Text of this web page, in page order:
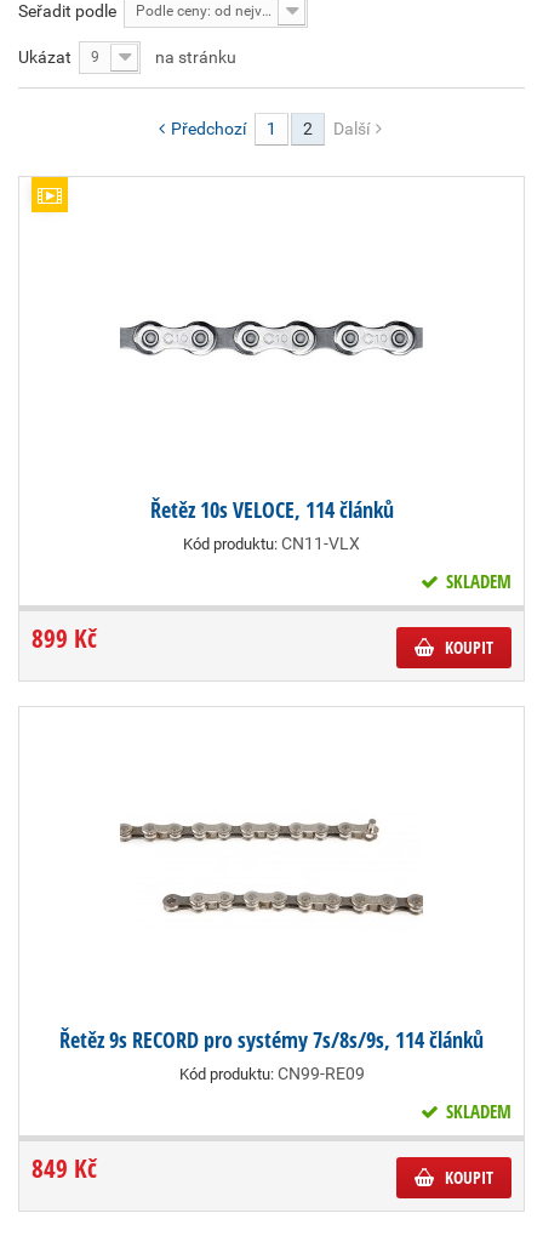
Seřadit podle Podle ceny: od nejvyšší
Ukázat 9 na stránku
Předchozí 1 2 Další
Řetěz 10s VELOCE, 114 článků
Kód produktu: CN11-VLX
SKLADEM
899 Kč KOUPIT
Řetěz 9s RECORD pro systémy 7s/8s/9s, 114 článků
Kód produktu: CN99-RE09
SKLADEM
849 Kč KOUPIT